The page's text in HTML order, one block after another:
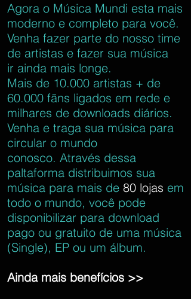
Agora o Música Mundi esta mais
moderno e completo para você.
Venha fazer parte do nosso time
de artistas e fazer sua música
ir ainda mais longe.
Mais de 10.000 artistas + de
60.000 fãns ligados em rede e
milhares de downloads diários.
Venha e traga sua música para
circular o mundo
conosco. Através dessa
paltaforma distribuimos sua
música para mais de 80 lojas em
todo o mundo, você pode
disponibilizar para download
pago ou gratuito de uma música
(Single), EP ou um álbum.
Ainda mais benefícios >>